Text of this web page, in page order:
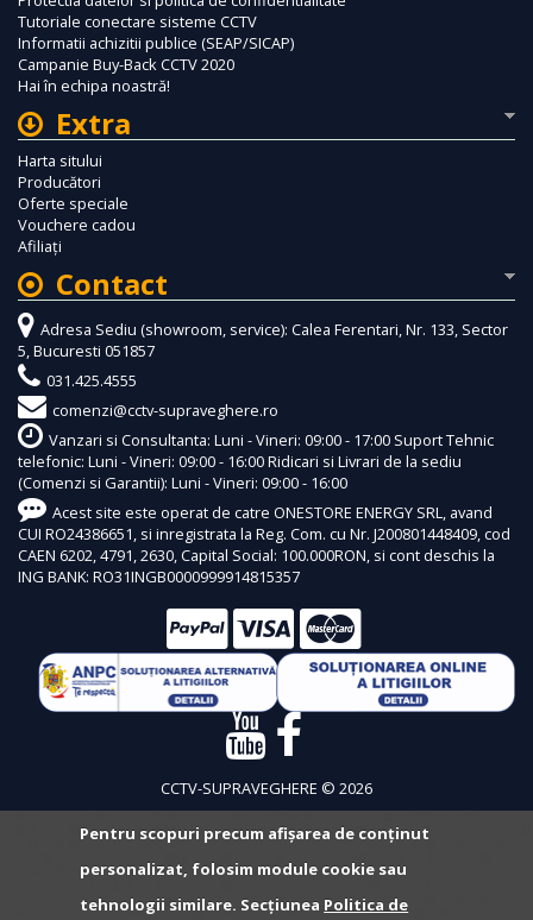
Tutoriale conectare sisteme CCTV
Informatii achizitii publice (SEAP/SICAP)
Campanie Buy-Back CCTV 2020
Hai în echipa noastră!
Extra
Harta sitului
Producători
Oferte speciale
Vouchere cadou
Afiliaţi
Contact
Adresa Sediu (showroom, service): Calea Ferentari, Nr. 133, Sector
5, Bucuresti 051857
031.425.4555
comenzi@cctv-supraveghere.ro
Vanzari si Consultanta: Luni - Vineri: 09:00 - 17:00 Suport Tehnic
telefonic: Luni - Vineri: 09:00 - 16:00 Ridicari si Livrari de la sediu
(Comenzi si Garantii): Luni - Vineri: 09:00 - 16:00
Acest site este operat de catre ONESTORE ENERGY SRL, avand
CUI RO24386651, si inregistrata la Reg. Com. cu Nr. J200801448409, cod
CAEN 6202, 4791, 2630, Capital Social: 100.000RON, si cont deschis la
ING BANK: RO31INGB0000999914815357
CCTV-SUPRAVEGHERE © 2026
Pentru scopuri precum afișarea de conținut
personalizat, folosim module cookie sau
tehnologii similare. Secțiunea Politica de